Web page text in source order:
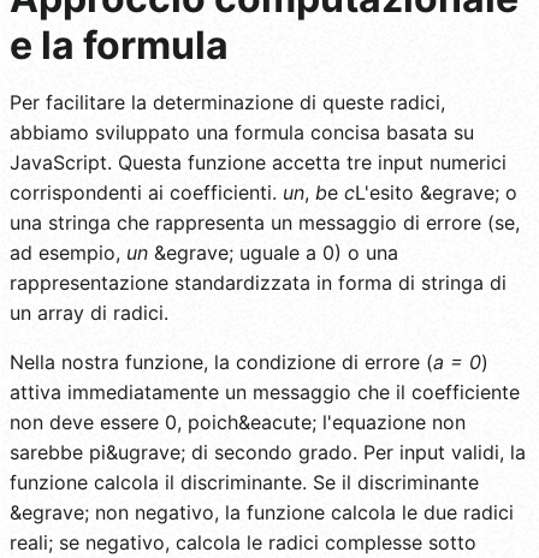
e la formula
Per facilitare la determinazione di queste radici,
abbiamo sviluppato una formula concisa basata su
JavaScript. Questa funzione accetta tre input numerici
corrispondenti ai coefficienti. un, be cL'esito &egrave; o
una stringa che rappresenta un messaggio di errore (se,
ad esempio, un &egrave; uguale a 0) o una
rappresentazione standardizzata in forma di stringa di
un array di radici.
Nella nostra funzione, la condizione di errore (a = 0)
attiva immediatamente un messaggio che il coefficiente
non deve essere 0, poich&eacute; l'equazione non
sarebbe pi&ugrave; di secondo grado. Per input validi, la
funzione calcola il discriminante. Se il discriminante
&egrave; non negativo, la funzione calcola le due radici
reali; se negativo, calcola le radici complesse sotto